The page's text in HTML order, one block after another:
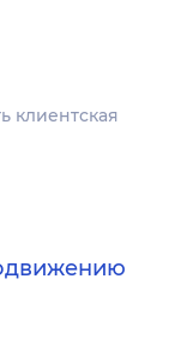
клиентская